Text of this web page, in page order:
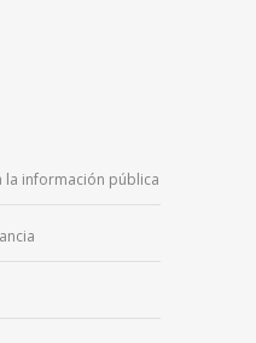
la información pública